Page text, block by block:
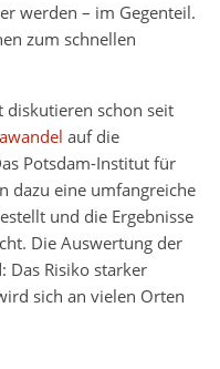
werden – im Gegenteil.
zum schnellen
diskutieren schon seit
auf die
Potsdam-Institut für
dazu eine umfangreiche
und die Ergebnisse
Die Auswertung der
Das Risiko starker
sich an vielen Orten